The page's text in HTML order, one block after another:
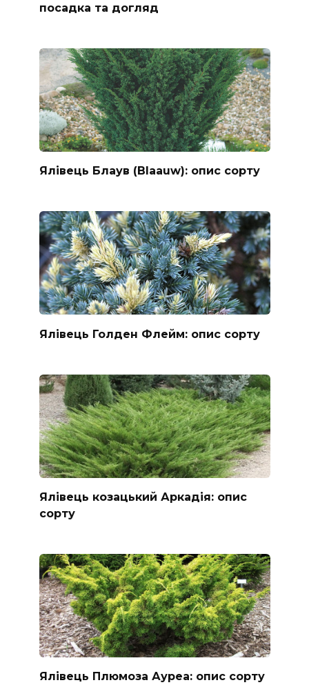
посадка та догляд
Ялівець Блаув (Blaauw): опис сорту
Ялівець Голден Флейм: опис сорту
Ялівець козацький Аркадія: опис
сорту
Ялівець Плюмоза Ауреа: опис сорту